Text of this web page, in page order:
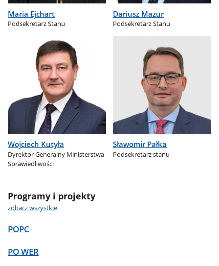
Maria Ejchart
Podsekretarz Stanu
Dariusz Mazur
Podsekretarz Stanu
Wojciech Kutyła
Dyrektor Generalny Ministerstwa
Sprawiedliwości
Sławomir Pałka
Podsekretarz stanu
Programy i projekty
zobacz wszystkie
POPC
PO WER